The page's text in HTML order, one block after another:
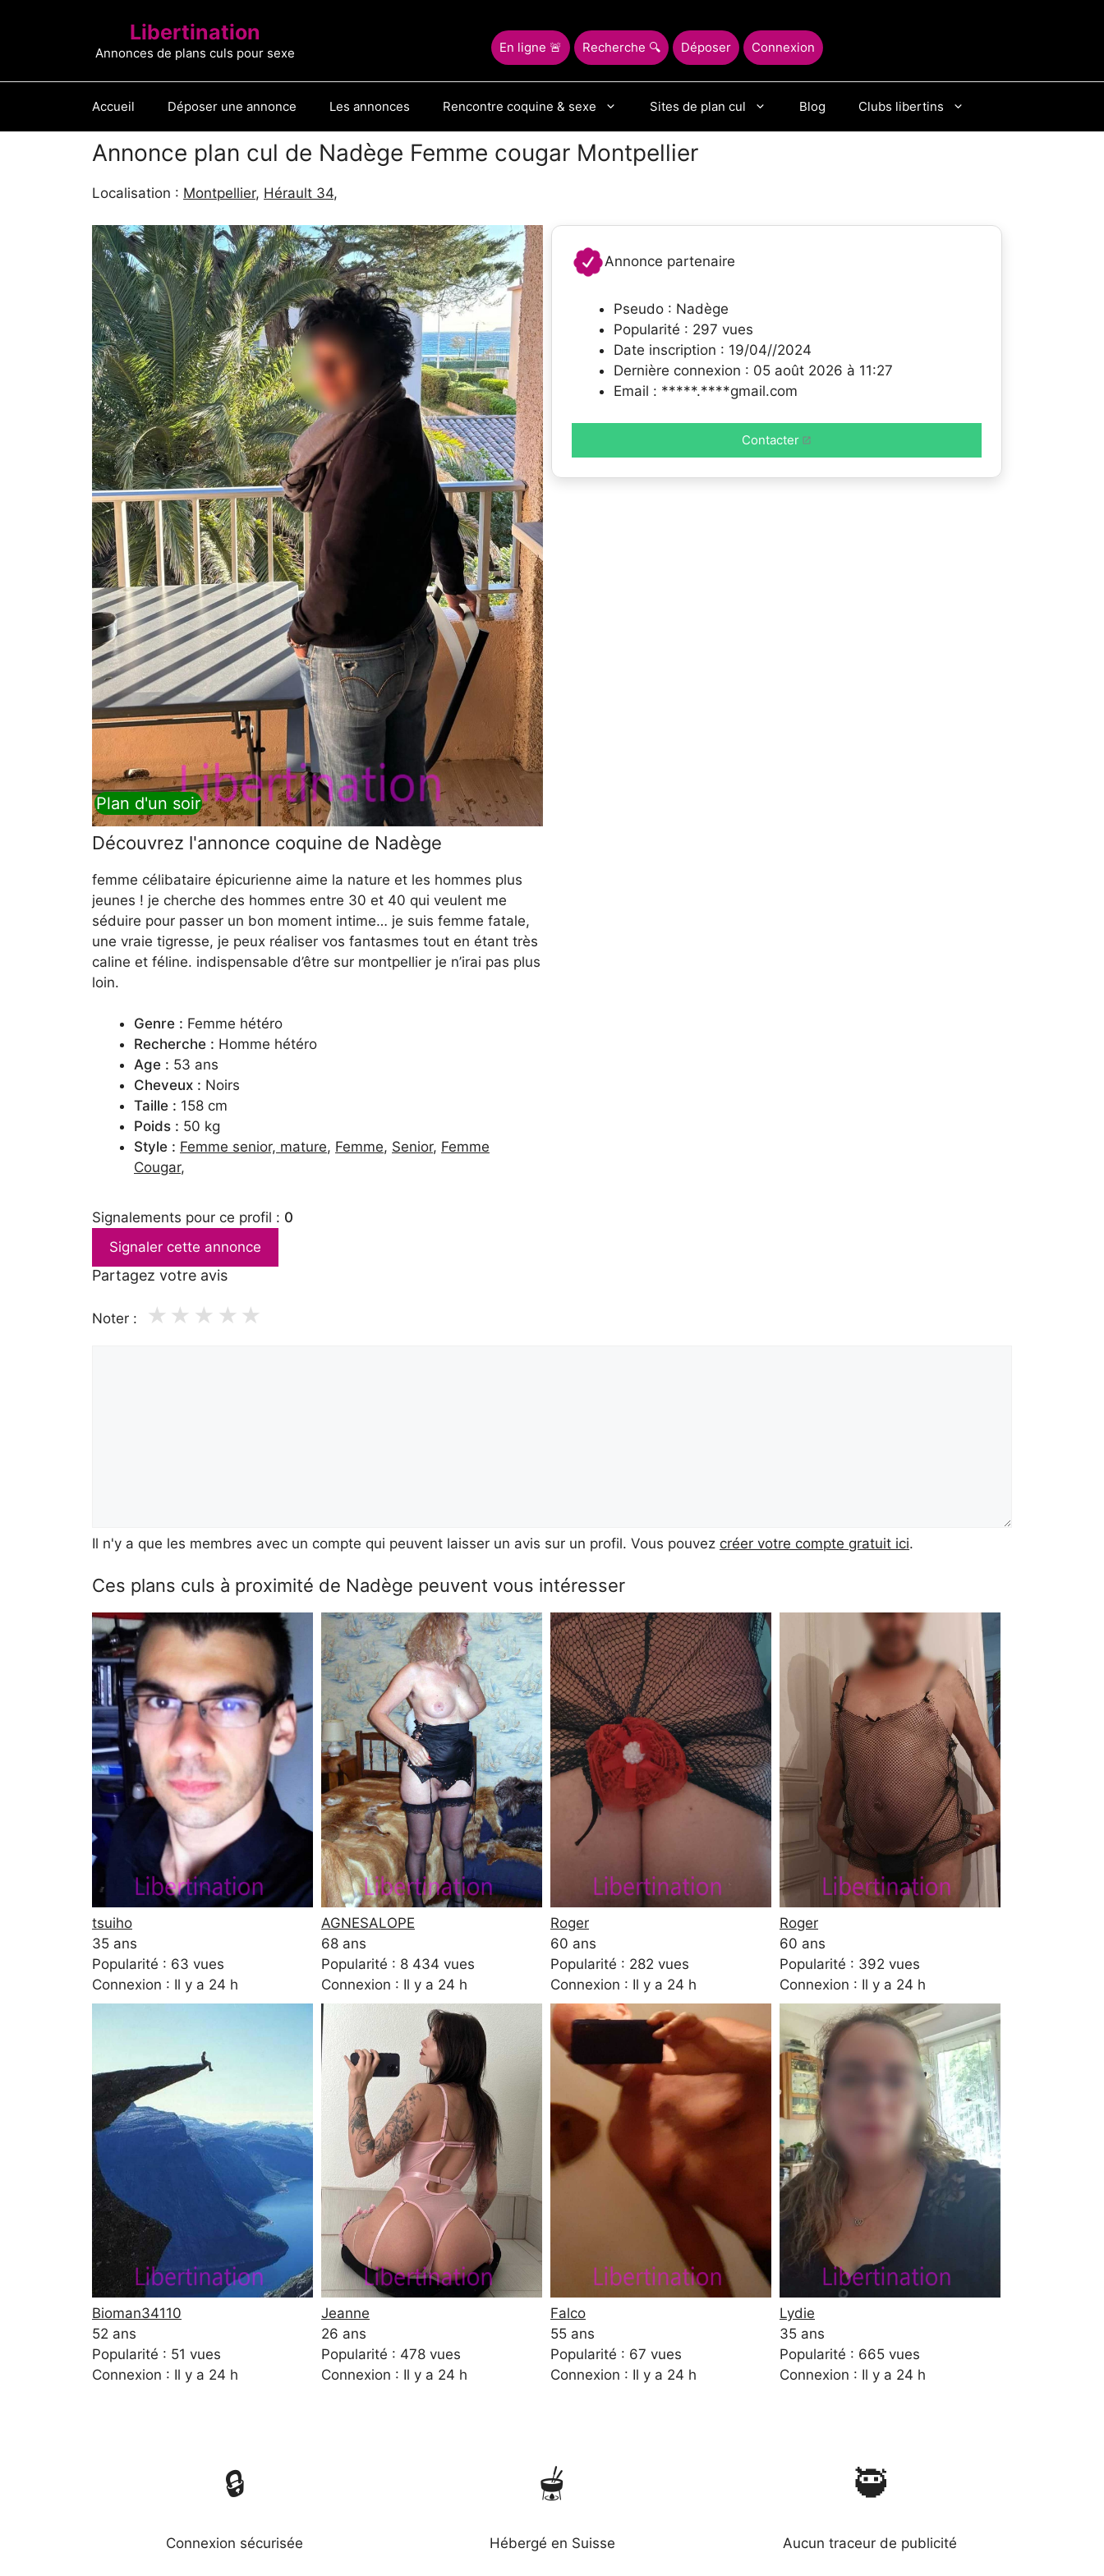
Libertination
Annonces de plans culs pour sexe En ligne 🚨 Recherche 🔍 Déposer Connexion
Accueil Déposer une annonce Les annonces Rencontre coquine & sexe Sites de plan cul Blog Clubs libertins
Annonce plan cul de Nadège Femme cougar Montpellier
Localisation : Montpellier, Hérault 34,
Plan d'un soir
Découvrez l'annonce coquine de Nadège
femme célibataire épicurienne aime la nature et les hommes plus
jeunes ! je cherche des hommes entre 30 et 40 qui veulent me
séduire pour passer un bon moment intime… je suis femme fatale,
une vraie tigresse, je peux réaliser vos fantasmes tout en étant très
caline et féline. indispensable d’être sur montpellier je n’irai pas plus
loin.
Genre : Femme hétéro
Recherche : Homme hétéro
Age : 53 ans
Cheveux : Noirs
Taille : 158 cm
Poids : 50 kg
Style : Femme senior, mature, Femme, Senior, Femme
Cougar,
Annonce partenaire
Pseudo : Nadège
Popularité : 297 vues
Date inscription : 19/04//2024
Dernière connexion : 05 août 2026 à 11:27
Email : *****.****gmail.com
Contacter
Signalements pour ce profil : 0
Signaler cette annonce
Partagez votre avis
Noter : ★
★
★
★
★
Il n'y a que les membres avec un compte qui peuvent laisser un avis sur un profil. Vous pouvez créer votre compte gratuit ici.
Ces plans culs à proximité de Nadège peuvent vous intéresser
tsuiho
35 ans
Popularité : 63 vues
Connexion : Il y a 24 h
AGNESALOPE
68 ans
Popularité : 8 434 vues
Connexion : Il y a 24 h
Roger
60 ans
Popularité : 282 vues
Connexion : Il y a 24 h
Roger
60 ans
Popularité : 392 vues
Connexion : Il y a 24 h
Bioman34110
52 ans
Popularité : 51 vues
Connexion : Il y a 24 h
Jeanne
26 ans
Popularité : 478 vues
Connexion : Il y a 24 h
Falco
55 ans
Popularité : 67 vues
Connexion : Il y a 24 h
Lydie
35 ans
Popularité : 665 vues
Connexion : Il y a 24 h
🔒
Connexion sécurisée
🫕
Hébergé en Suisse
🥷
Aucun traceur de publicité